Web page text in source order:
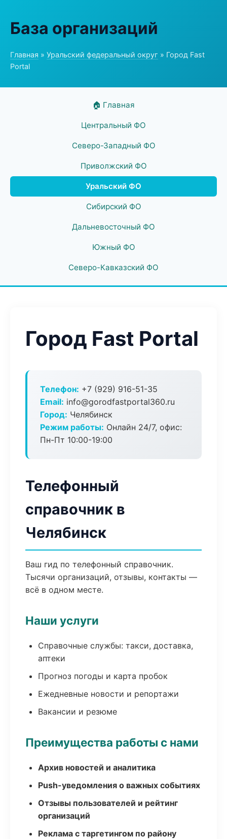
База организаций
Главная » Уральский федеральный округ » Город Fast
Portal
🏠 Главная
Центральный ФО
Северо-Западный ФО
Приволжский ФО
Уральский ФО
Сибирский ФО
Дальневосточный ФО
Южный ФО
Северо-Кавказский ФО
Город Fast Portal
Телефон: +7 (929) 916-51-35
Email: info@gorodfastportal360.ru
Город: Челябинск
Режим работы: Онлайн 24/7, офис:
Пн-Пт 10:00-19:00
Телефонный
справочник в
Челябинск
Ваш гид по телефонный справочник.
Тысячи организаций, отзывы, контакты —
всё в одном месте.
Наши услуги
Справочные службы: такси, доставка,
аптеки
Прогноз погоды и карта пробок
Ежедневные новости и репортажи
Вакансии и резюме
Преимущества работы с нами
Архив новостей и аналитика
Push-уведомления о важных событиях
Отзывы пользователей и рейтинг
организаций
Реклама с таргетингом по району